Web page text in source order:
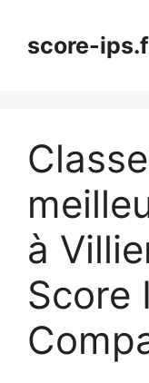
contenuscore-
à
Score